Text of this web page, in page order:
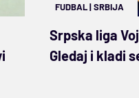
FUDBAL|SRBIJA
Srpska liga
Gledaj i kladi